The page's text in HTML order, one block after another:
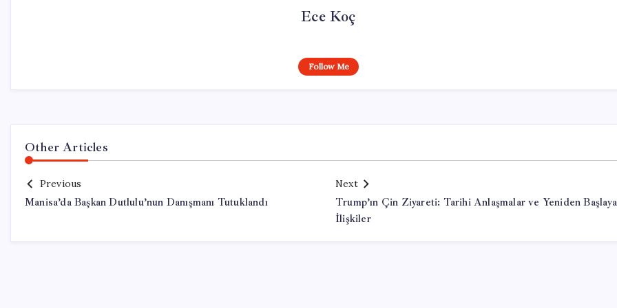
Ece Koç
Follow Me
Other Articles
Previous
Manisa’da Başkan Dutlulu’nun Danışmanı Tutuklandı
Next
Trump’ın Çin Ziyareti: Tarihi Anlaşmalar ve Yeniden
İlişkiler